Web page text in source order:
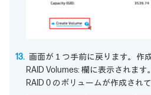
画面が１つ手前に戻ります。作
RAID Volumes: 欄に表示されます。
RAID 0 のボリュームが作成され